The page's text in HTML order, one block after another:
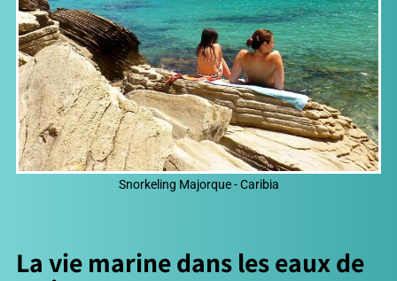
Snorkeling Majorque - Caribia
La vie marine dans les eaux de